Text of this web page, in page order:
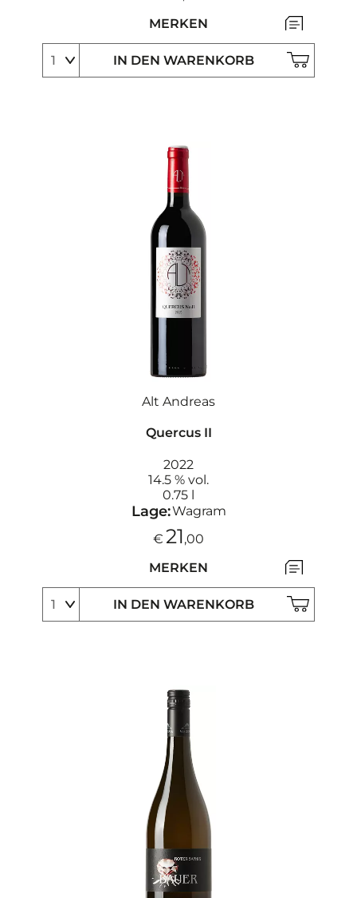
MERKEN
IN DEN WARENKORB
Alt Andreas
Quercus II
2022
14.5 % vol.
0.75 l
Lage:Wagram
€ 21,00
MERKEN
IN DEN WARENKORB